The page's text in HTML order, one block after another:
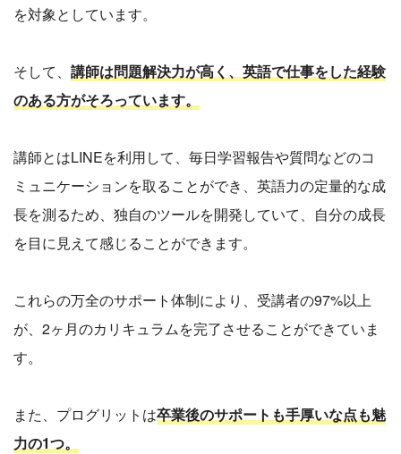
を対象としています。
そして、 講師は問題解決力が高く、英語で仕事をした経験
のある方がそろっています。
講師とはLINEを利用して、毎日学習報告や質問などのコ
ミュニケーションを取ることができ、英語力の定量的な成
長を測るため、独自のツールを開発していて、自分の成長
を目に見えて感じることができます。
これらの万全のサポート体制により、受講者の97%以上
が、2ヶ月のカリキュラムを完了させることができていま
す。
また、プログリットは卒業後のサポートも手厚いな点も魅
力の1つ。